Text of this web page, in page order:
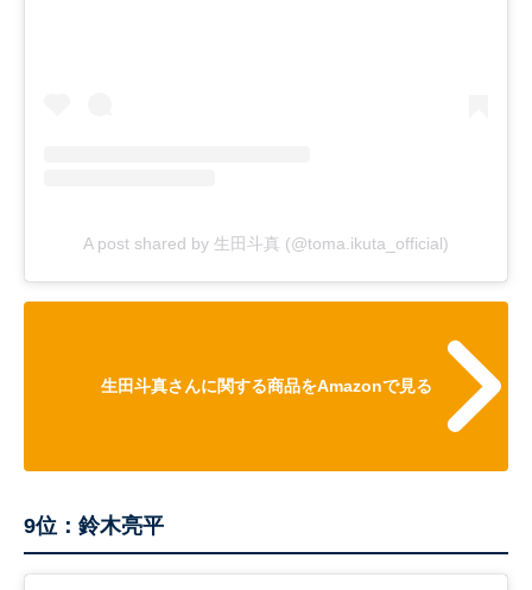
A post shared by 生田斗真 (@toma.ikuta_official)
生田斗真さんに関する商品をAmazonで見る
9位：鈴木亮平